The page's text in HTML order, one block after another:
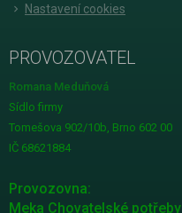
Nastavení cookies
PROVOZOVATEL
Romana Meduňová
Sídlo firmy
Tomešova 902/10b, Brno 602 00
IČ 68621884
Provozovna:
Meka Chovatelské potřeby